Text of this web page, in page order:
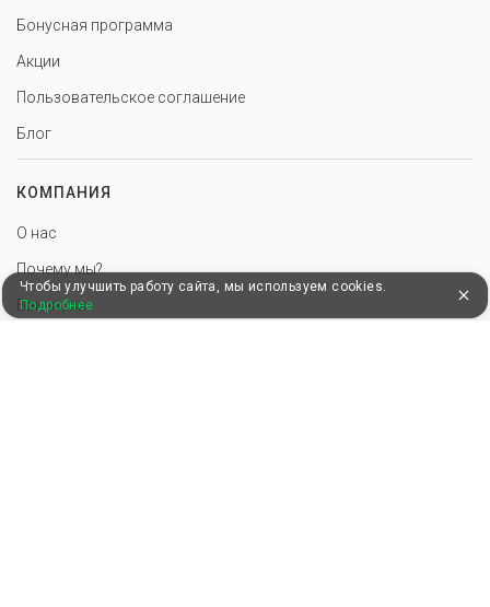
Бонусная программа
Акции
Пользовательское соглашение
Блог
КОМПАНИЯ
О нас
Почему мы?
Вакансии
Чтобы улучшить работу сайта, мы используем cookies.
Подробнее